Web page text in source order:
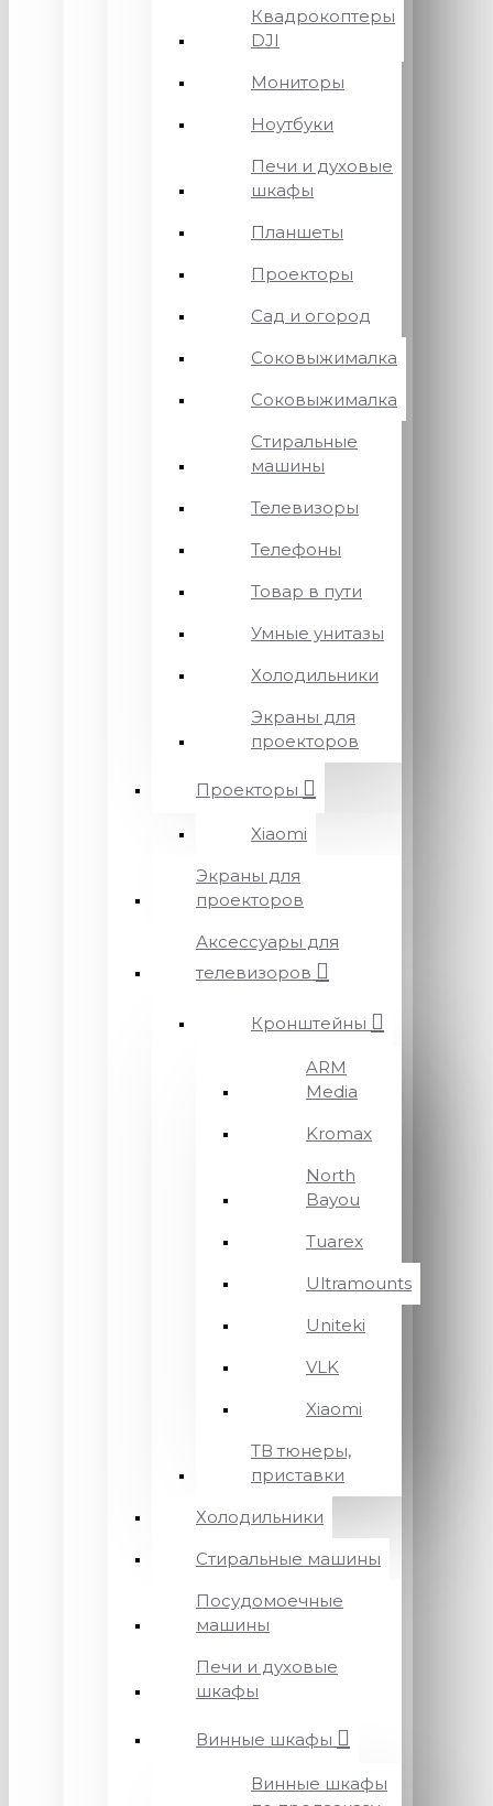
Квадрокоптеры
DJI
Мониторы
Ноутбуки
Печи и духовые
шкафы
Планшеты
Проекторы
Сад и огород
Соковыжималка
Соковыжималка
Стиральные
машины
Телевизоры
Телефоны
Товар в пути
Умные унитазы
Холодильники
Экраны для
проекторов
Проекторы
Xiaomi
Экраны для
проекторов
Аксессуары для
телевизоров
Кронштейны
ARM
Media
Kromax
North
Bayou
Tuarex
Ultramounts
Uniteki
VLK
Xiaomi
ТВ тюнеры,
приставки
Холодильники
Стиральные машины
Посудомоечные
машины
Печи и духовые
шкафы
Винные шкафы
Винные шкафы